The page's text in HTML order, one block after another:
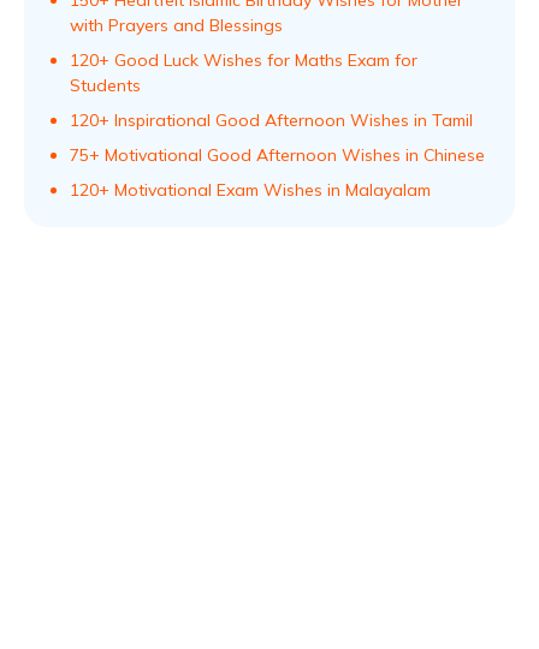
with Prayers and Blessings
120+ Good Luck Wishes for Maths Exam for
Students
120+ Inspirational Good Afternoon Wishes in Tamil
75+ Motivational Good Afternoon Wishes in Chinese
120+ Motivational Exam Wishes in Malayalam